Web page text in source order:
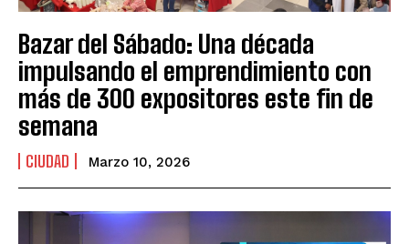
Bazar del Sábado: Una década
impulsando el emprendimiento con
más de 300 expositores este fin de
semana
CIUDAD Marzo 10, 2026